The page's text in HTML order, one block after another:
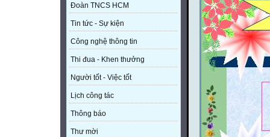
Đoàn TNCS HCM
Tin tức - Sự kiện
Công nghệ thông tin
Thi đua - Khen thưởng
Người tốt - Việc tốt
Lịch công tác
Thông báo
Thư mời